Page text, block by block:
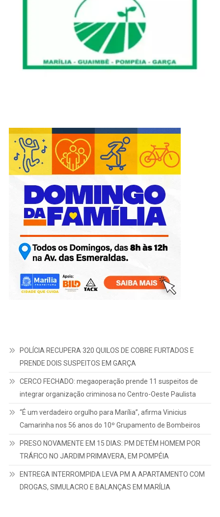
POLÍCIA RECUPERA 320 QUILOS DE COBRE FURTADOS E
PRENDE DOIS SUSPEITOS EM GARÇA
CERCO FECHADO: megaoperação prende 11 suspeitos de
integrar organização criminosa no Centro-Oeste Paulista
“É um verdadeiro orgulho para Marília”, afirma Vinicius
Camarinha nos 56 anos do 10º Grupamento de Bombeiros
PRESO NOVAMENTE EM 15 DIAS: PM DETÉM HOMEM POR
TRÁFICO NO JARDIM PRIMAVERA, EM POMPÉIA
ENTREGA INTERROMPIDA LEVA PM A APARTAMENTO COM
DROGAS, SIMULACRO E BALANÇAS EM MARÍLIA